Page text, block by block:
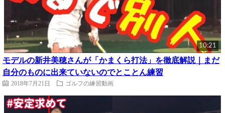
10:21
モデルの新井美穂さんが「かまくら打法」を徹底解説｜まだ
自分のものに出来ていないのでとことん練習
2018年7月21日 ゴルフの練習動画